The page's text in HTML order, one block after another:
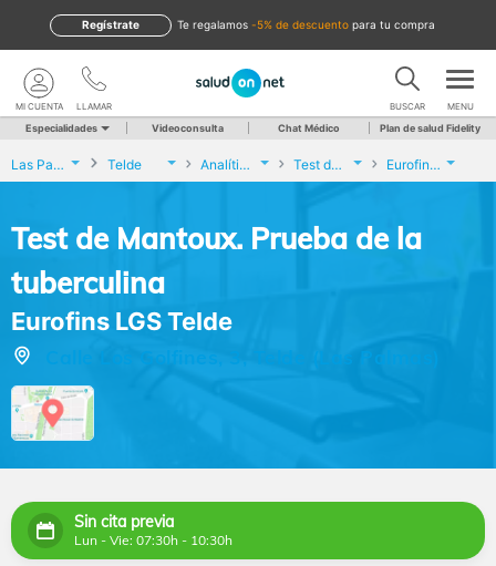
te regalamos -5% de descuento para tu compra
Regístrate
LLAMAR
MI CUENTA BUSCAR MENU
Especialidades Videoconsulta Chat Médico Plan de salud Fidelity
Las Palmas Telde Analíticas y Genética Test de Mantoux. Prueba de la tuberculina Eurofins LGS Telde
Test de Mantoux. Prueba de la
tuberculina
Eurofins LGS Telde
Sin cita previa
Lun - Vie: 07:30h - 10:30h